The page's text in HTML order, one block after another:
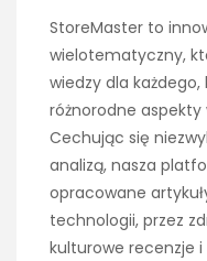
StoreMaster to
wielotematyczny,
wiedzy dla
różnorodne aspekty
Cechując się
analizą, nasza
opracowane
technologii, przez
kulturowe recenzje